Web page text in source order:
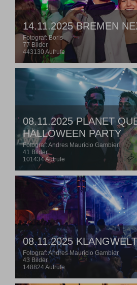
14.11.2025 BREMEN
Fotograf: Boris
77 Bilder
443130 Aufrufe
08.11.2025 PLANET
HALLOWEEN PARTY
Fotograf: Andres Mauricio Gambier
41 Bilder
101434 Aufrufe
08.11.2025
Fotograf: Andres Mauricio Gambier
43 Bilder
148824 Aufrufe